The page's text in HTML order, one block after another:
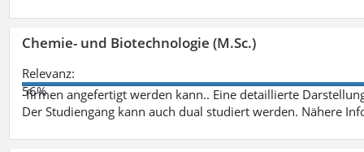
Chemie- und Biotechnologie (M.Sc.)
Relevanz:
56%
-firmen angefertigt werden kann.. Eine detaillierte
Der Studiengang kann auch dual studiert werden. Nähere